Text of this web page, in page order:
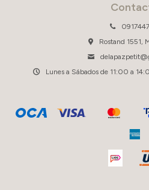
Rostand 1551,
Lunes a Sábados de 11:00 a